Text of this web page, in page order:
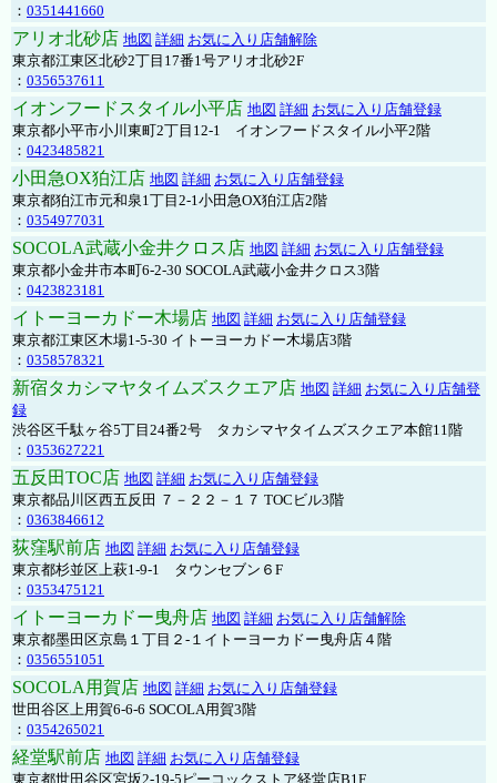
： 0351441660
アリオ北砂店 地図 詳細 お気に入り店舗解除
東京都江東区北砂2丁目17番1号アリオ北砂2F
： 0356537611
イオンフードスタイル小平店 地図 詳細 お気に入り店舗登録
東京都小平市小川東町2丁目12-1 イオンフードスタイル小平2階
： 0423485821
小田急OX狛江店 地図 詳細 お気に入り店舗登録
東京都狛江市元和泉1丁目2-1小田急OX狛江店2階
： 0354977031
SOCOLA武蔵小金井クロス店 地図 詳細 お気に入り店舗登録
東京都小金井市本町6-2-30 SOCOLA武蔵小金井クロス3階
： 0423823181
イトーヨーカドー木場店 地図 詳細 お気に入り店舗登録
東京都江東区木場1-5-30 イトーヨーカドー木場店3階
： 0358578321
新宿タカシマヤタイムズスクエア店 地図 詳細 お気に入り店舗登
録
渋谷区千駄ヶ谷5丁目24番2号 タカシマヤタイムズスクエア本館11階
： 0353627221
五反田TOC店 地図 詳細 お気に入り店舗登録
東京都品川区西五反田 ７－２２－１７ TOCビル3階
： 0363846612
荻窪駅前店 地図 詳細 お気に入り店舗登録
東京都杉並区上萩1-9-1 タウンセブン６F
： 0353475121
イトーヨーカドー曳舟店 地図 詳細 お気に入り店舗解除
東京都墨田区京島１丁目２-１イトーヨーカドー曳舟店４階
： 0356551051
SOCOLA用賀店 地図 詳細 お気に入り店舗登録
世田谷区上用賀6-6-6 SOCOLA用賀3階
： 0354265021
経堂駅前店 地図 詳細 お気に入り店舗登録
東京都世田谷区宮坂2-19-5ピーコックストア経堂店B1F